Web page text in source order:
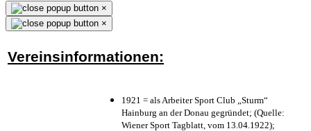
×
×
Vereinsinformationen:
1921 = als Arbeiter Sport Club „Sturm“
Hainburg an der Donau gegründet; (Quelle:
Wiener Sport Tagblatt, vom 13.04.1922);